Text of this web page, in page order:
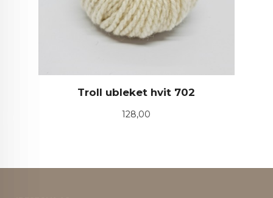
Troll ubleket hvit 702
Pris
128,00